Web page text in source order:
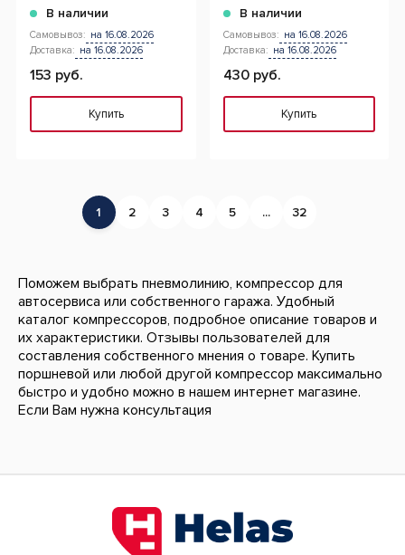
В наличии
Самовывоз: на 16.08.2026
Доставка: на 16.08.2026
153 руб.
Купить
В наличии
Самовывоз: на 16.08.2026
Доставка: на 16.08.2026
430 руб.
Купить
1 2 3 4 5 ... 32
Поможем выбрать пневмолинию, компрессор для
автосервиса или собственного гаража. Удобный
каталог компрессоров, подробное описание товаров и
их характеристики. Отзывы пользователей для
составления собственного мнения о товаре. Купить
поршневой или любой другой компрессор максимально
быстро и удобно можно в нашем интернет магазине.
Если Вам нужна консультация